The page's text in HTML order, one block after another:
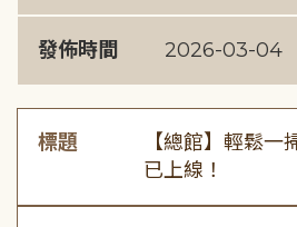
發佈時間 2026-03-04
標題
【總館】輕鬆
已上線！